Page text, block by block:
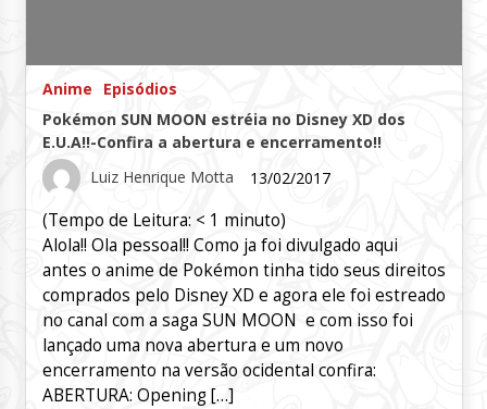
Anime
Episódios
Pokémon SUN MOON estréia no Disney XD dos
E.U.A!!-Confira a abertura e encerramento!!
Luiz Henrique Motta
13/02/2017
(Tempo de Leitura: < 1 minuto)
Alola!! Ola pessoal!! Como ja foi divulgado aqui
antes o anime de Pokémon tinha tido seus direitos
comprados pelo Disney XD e agora ele foi estreado
no canal com a saga SUN MOON e com isso foi
lançado uma nova abertura e um novo
encerramento na versão ocidental confira:
ABERTURA: Opening […]